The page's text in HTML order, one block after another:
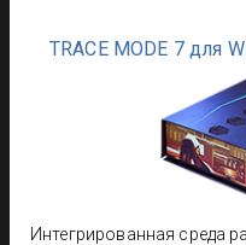
TRACE MODE 7 для
Интегрированная среда